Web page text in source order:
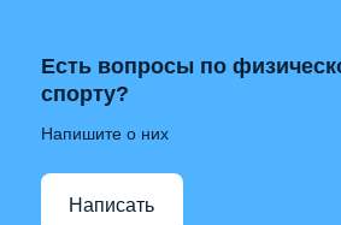
Есть вопросы по
спорту?
Напишите о них
Написать